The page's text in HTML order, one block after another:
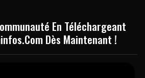
En Téléchargeant
Dès Maintenant !